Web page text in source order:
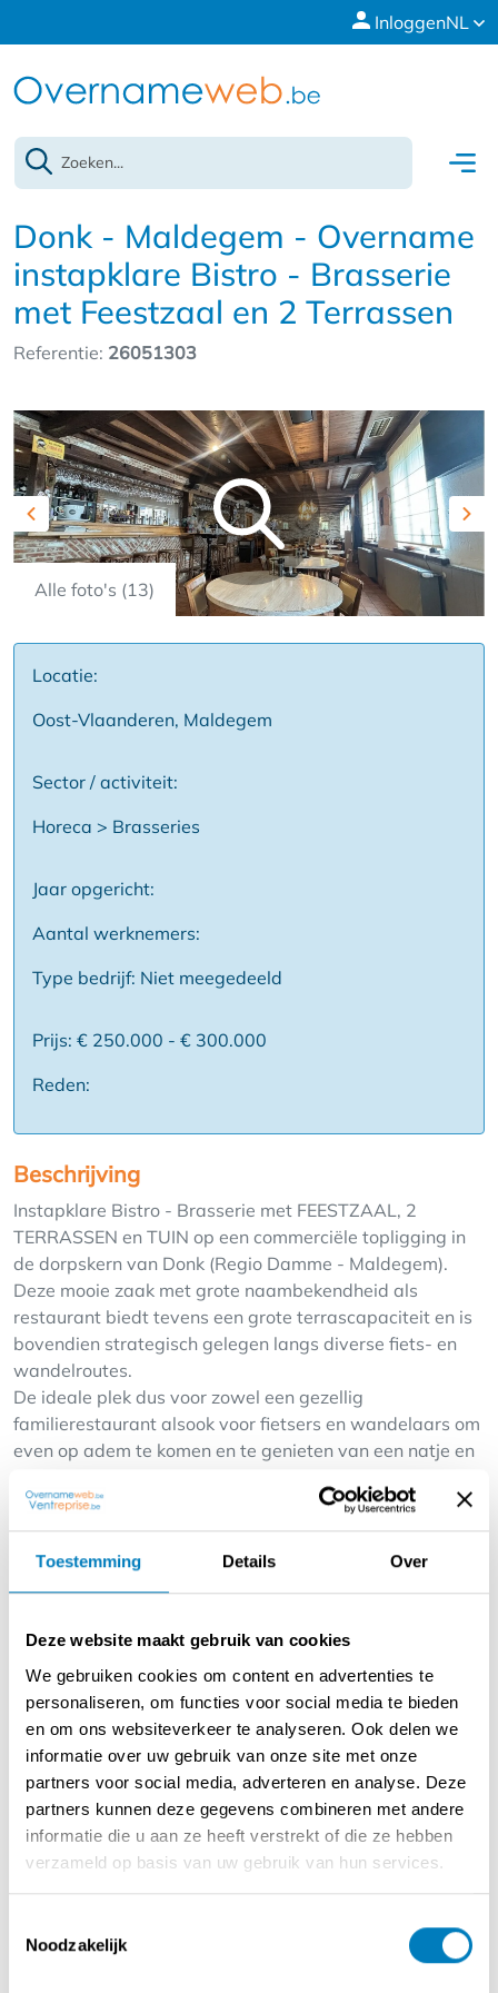
Toestemming Details Over
Deze website maakt gebruik van cookies
We gebruiken cookies om content en advertenties te
personaliseren, om functies voor social media te bieden
en om ons websiteverkeer te analyseren. Ook delen we
informatie over uw gebruik van onze site met onze
partners voor social media, adverteren en analyse. Deze
partners kunnen deze gegevens combineren met andere
informatie die u aan ze heeft verstrekt of die ze hebben
verzameld op basis van uw gebruik van hun services.
Noodzakelijk
InloggenNL
Donk - Maldegem - Overname
instapklare Bistro - Brasserie
met Feestzaal en 2 Terrassen
Referentie: 26051303
Alle foto's (13)
Previous
Locatie:
Oost-Vlaanderen, Maldegem
Sector / activiteit:
Horeca > Brasseries
Jaar opgericht:
Aantal werknemers:
Type bedrijf: Niet meegedeeld
Prijs: € 250.000 - € 300.000
Reden:
Beschrijving
Instapklare Bistro - Brasserie met FEESTZAAL, 2
TERRASSEN en TUIN op een commerciële topligging in
de dorpskern van Donk (Regio Damme - Maldegem).
Deze mooie zaak met grote naambekendheid als
restaurant biedt tevens een grote terrascapaciteit en is
bovendien strategisch gelegen langs diverse fiets- en
wandelroutes.
De ideale plek dus voor zowel een gezellig
familierestaurant alsook voor fietsers en wandelaars om
even op adem te komen en te genieten van een natje en
Troeven:
+ 2 ruime TERRASSEN!
+ Met TUIN!
+ Bewezen Gastropub concept!
+ Gezins- en kindvriendelijk!
+ Reeds 12 jaar dezelfde uitbaters!
+ Vast cliënteel!
+ Goede reviews met een uitstekende score van 9 op 10!
+ Vlotte bereikbaarheid!
+ Goede parkeermogelijkheid in de buurt!
Omvat een gelagzaal met bar (10 plaatsen aan bar) met
een capaciteit van +- 50 personen, een afzonderlijke
personen, een derde zaal voor een 30-tal personen,
sanitaire ruimte, volledig ingerichte keuken, zeer ruime